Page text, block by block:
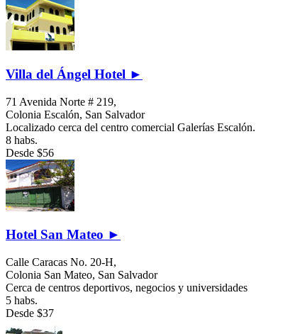
Villa del Ángel Hotel ►
71 Avenida Norte # 219,
Colonia Escalón, San Salvador
Localizado cerca del centro comercial Galerías Escalón.
8 habs.
Desde $56
Hotel San Mateo ►
Calle Caracas No. 20-H,
Colonia San Mateo, San Salvador
Cerca de centros deportivos, negocios y universidades
5 habs.
Desde $37